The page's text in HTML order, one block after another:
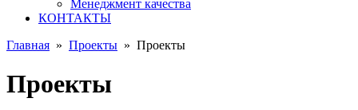
Менеджмент качества
КОНТАКТЫ
Главная » Проекты » Проекты
Проекты